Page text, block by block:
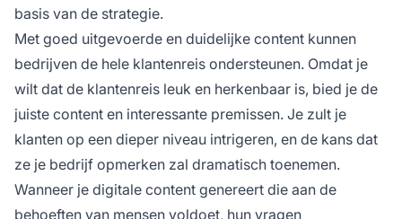
basis van de strategie.
Met goed uitgevoerde en duidelijke content kunnen
bedrijven de hele klantenreis ondersteunen. Omdat je
wilt dat de klantenreis leuk en herkenbaar is, bied je de
juiste content en interessante premissen. Je zult je
klanten op een dieper niveau intrigeren, en de kans dat
ze je bedrijf opmerken zal dramatisch toenemen.
Wanneer je digitale content genereert die aan de
behoeften van mensen voldoet, hun vragen